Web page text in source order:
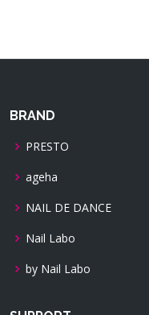
BRAND
PRESTO
ageha
NAIL DE DANCE
Nail Labo
by Nail Labo